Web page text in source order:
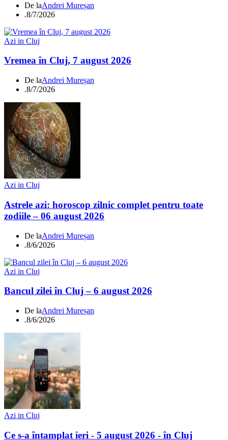
De laAndrei Mureșan
.8/7/2026
Azi in Cluj
Vremea în Cluj, 7 august 2026
De laAndrei Mureșan
.8/7/2026
Azi in Cluj
Astrele azi: horoscop zilnic complet pentru toate
zodiile – 06 august 2026
De laAndrei Mureșan
.8/6/2026
Azi in Cluj
Bancul zilei în Cluj – 6 august 2026
De laAndrei Mureșan
.8/6/2026
Azi in Cluj
Ce s-a întamplat ieri - 5 august 2026 - în Cluj